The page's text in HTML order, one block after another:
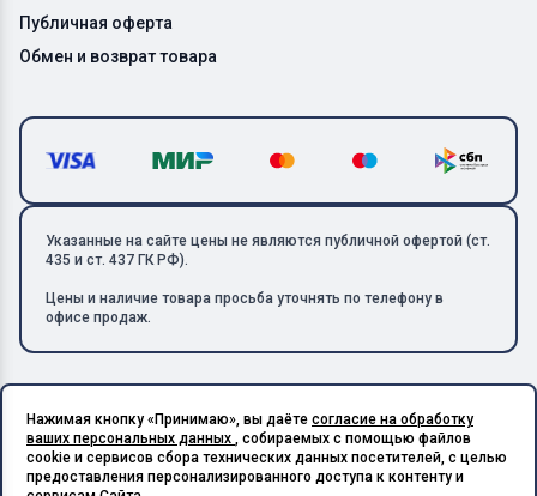
Публичная оферта
Обмен и возврат товара
Указанные на сайте цены не являются публичной офертой (ст.
435 и ст. 437 ГК РФ).
Цены и наличие товара просьба уточнять по телефону в
офисе продаж.
Copyright © 2026 ООО «Металлолом-1». Все права защищены.
Разработано в X-Point.Studio
ИНН: 5003129594 | КПП: 500301001 | ОГРН: 1185027017240
Подпишитесь на Telegram,
получите скидку 20%
Нажимая кнопку «Принимаю», вы даёте согласие на обработку
ваших персональных данных , собираемых с помощью файлов
cookie и сервисов сбора технических данных посетителей, с целью
предоставления персонализированного доступа к контенту и